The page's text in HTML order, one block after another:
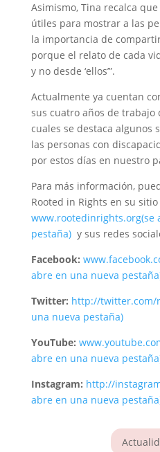
Asimismo, Tina recalca
útiles para mostrar a las
la importancia de
porque el relato de cada
y no desde ‘ellos’”.
Actualmente ya cuentan
sus cuatro años de trabajo
cuales se destaca algunos
las personas con
por estos días en nuestro
Para más información,
Rooted in Rights en su
www.rootedinrights.org(se
pestaña) y sus redes
Facebook:
abre en una nueva
Twitter: http://twitter.com/
una nueva pestaña)
YouTube:
abre en una nueva
Instagram: http://
abre en una nueva